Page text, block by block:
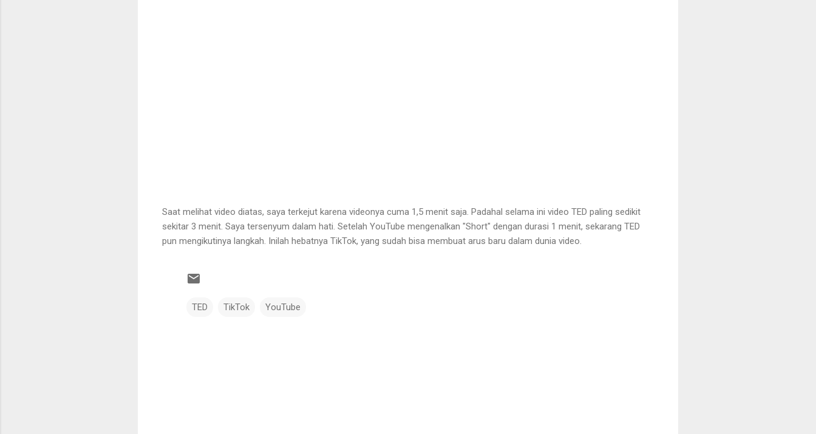
Saat melihat video diatas, saya terkejut karena videonya cuma 1,5 menit saja. Padahal selama ini video TED paling sedikit
sekitar 3 menit. Saya tersenyum dalam hati. Setelah YouTube mengenalkan "Short" dengan durasi 1 menit, sekarang TED
pun mengikutinya langkah. Inilah hebatnya TikTok, yang sudah bisa membuat arus baru dalam dunia video.
TED TikTok YouTube